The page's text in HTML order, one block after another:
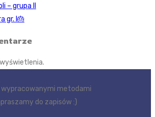
– grupa II
gr. I🎂
wypracowanymi metodami
do zapisów :)